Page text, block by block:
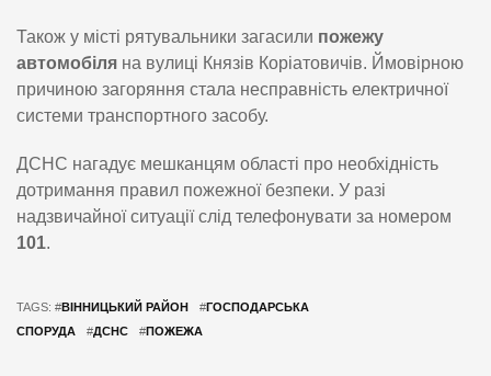
Також у місті рятувальники загасили пожежу
автомобіля на вулиці Князів Коріатовичів. Ймовірною
причиною загоряння стала несправність електричної
системи транспортного засобу.
ДСНС нагадує мешканцям області про необхідність
дотримання правил пожежної безпеки. У разі
надзвичайної ситуації слід телефонувати за номером
101.
TAGS: #ВІННИЦЬКИЙ РАЙОН #ГОСПОДАРСЬКА
СПОРУДА
#ДСНС #ПОЖЕЖА